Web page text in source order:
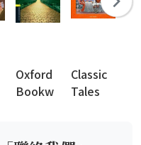
Oxford
Bookw
Classic
Tales